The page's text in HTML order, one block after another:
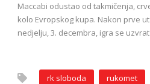
Maccabi odustao od takmičenja,
kolo Evropskog kupa. Nakon prve
nedjelju, 3. decembra, igra se
rk sloboda rukomet